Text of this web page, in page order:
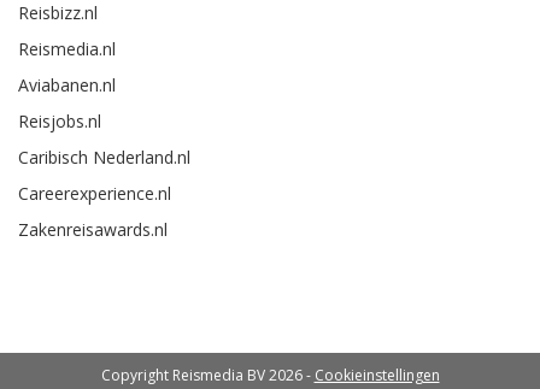
Reisbizz.nl
Reismedia.nl
Aviabanen.nl
Reisjobs.nl
Caribisch Nederland.nl
Careerexperience.nl
Zakenreisawards.nl
Copyright Reismedia BV 2026 - Cookieinstellingen